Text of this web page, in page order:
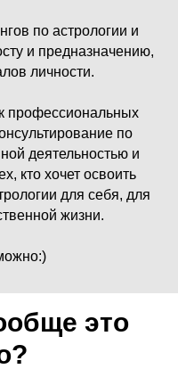
по астрологии и
и предназначению,
личности.
профессиональных
по
деятельностью и
кто хочет освоить
для себя, для
жизни.
это